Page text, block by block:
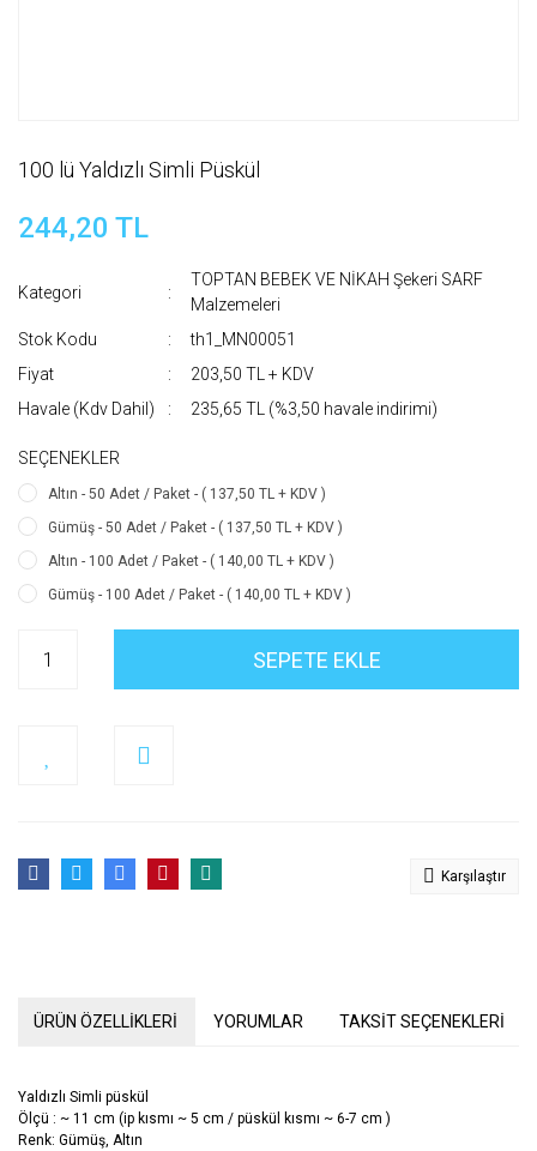
100 lü Yaldızlı Simli Püskül
244,20 TL
Kategori
TOPTAN BEBEK VE NİKAH Şekeri SARF
Malzemeleri
Stok Kodu
th1_MN00051
Fiyat
203,50 TL + KDV
Havale (Kdv Dahil)
235,65 TL (%3,50 havale indirimi)
SEÇENEKLER
Altın - 50 Adet / Paket - ( 137,50 TL + KDV )
Gümüş - 50 Adet / Paket - ( 137,50 TL + KDV )
Altın - 100 Adet / Paket - ( 140,00 TL + KDV )
Gümüş - 100 Adet / Paket - ( 140,00 TL + KDV )
SEPETE EKLE
Karşılaştır
ÜRÜN ÖZELLİKLERİ YORUMLAR TAKSİT SEÇENEKLERİ
Yaldızlı Simli püskül
Ölçü : ~ 11 cm (ip kısmı ~ 5 cm / püskül kısmı ~ 6-7 cm )
Renk: Gümüş, Altın